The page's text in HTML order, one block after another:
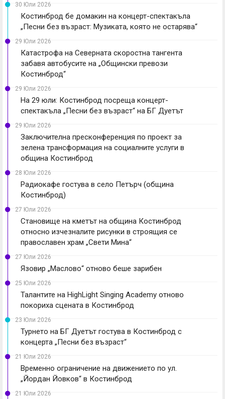
30 Юли 2026
Костинброд бе домакин на концерт-спектакъла
„Песни без възраст: Музиката, която не остарява“
29 Юли 2026
Катастрофа на Северната скоростна тангента
забавя автобусите на „Общински превози
Костинброд“
29 Юли 2026
На 29 юли: Костинброд посреща концерт-
спектакъла „Песни без възраст“ на БГ Дуетът
29 Юли 2026
Заключителна пресконференция по проект за
зелена трансформация на социалните услуги в
община Костинброд
28 Юли 2026
Радиокафе гостува в село Петърч (община
Костинброд)
27 Юли 2026
Становище на кметът на община Костинброд
относно изчезналите рисунки в строящия се
православен храм „Свети Мина“
27 Юли 2026
Язовир „Маслово“ отново беше зарибен
25 Юли 2026
Талантите на HighLight Singing Academy отново
покориха сцената в Костинброд
23 Юли 2026
Турнето на БГ Дуетът гостува в Костинброд с
концерта „Песни без възраст“
21 Юли 2026
Временно ограничение на движението по ул.
„Йордан Йовков“ в Костинброд
21 Юли 2026